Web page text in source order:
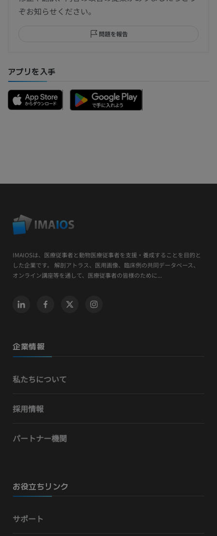
ぞお知らせください。
問題を報告
アプリを入手
IMAIOSは、医療従事者と動物医療従事者を支援・養成することを目的と
した企業です。 解剖アトラス、医用画像、臨床例の共同データベース、
オンライン講座等を通して、医療従事者の皆様のために...
企業情報
私たちについて
採用情報
パートナー機関
お役立ちリンク
サポート